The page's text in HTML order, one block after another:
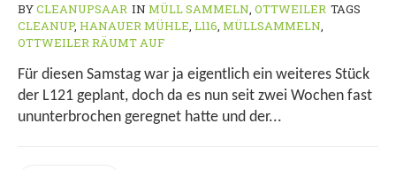
BYCLEANUPSAAR IN MÜLL SAMMELN, OTTWEILER TAGS
CLEANUP, HANAUER MÜHLE, L116, MÜLLSAMMELN,
OTTWEILER RÄUMT AUF
Für diesen Samstag war ja eigentlich ein weiteres Stück
der L121 geplant, doch da es nun seit zwei Wochen fast
ununterbrochen geregnet hatte und der...